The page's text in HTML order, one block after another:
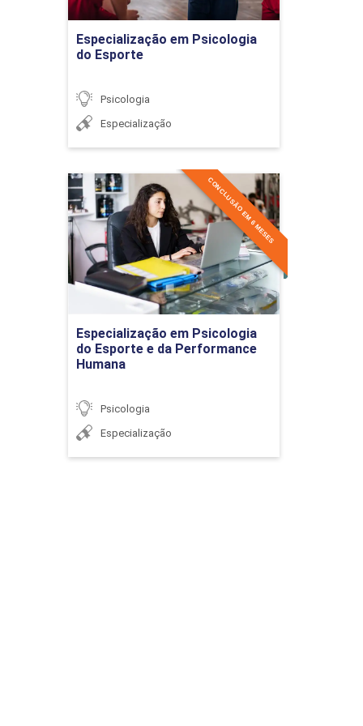
Especialização em Psicologia
do Esporte
Psicologia
Especialização
Ir para Inscrição
Especialização em Psicologia
do Esporte e da Performance
Humana
CONCLUSÃO EM 6 MESES
Psicologia
Especialização
Especialização em
Psicologia do Esporte e da
Performance Humana
Detalhes do curso